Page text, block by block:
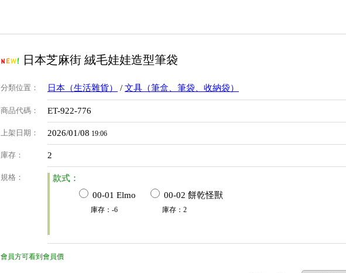
日本芝麻街 絨毛娃娃造型筆袋
分類位置 ： 日本（生活雜貨） / 文具（筆盒、筆袋、收納袋）
商品代碼 ： ET-922-776
上架日期 ： 2026/01/08 19:06
庫存 ： 2
規格 ：
款式：
00-01 Elmo
庫存 ： -6
00-02 餅乾怪獸
庫存 ： 2
會員方可看到會員價